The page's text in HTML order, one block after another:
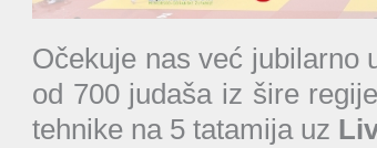
Očekuje nas već jubilarno
od 700 judaša iz šire
tehnike na 5 tatamija uz